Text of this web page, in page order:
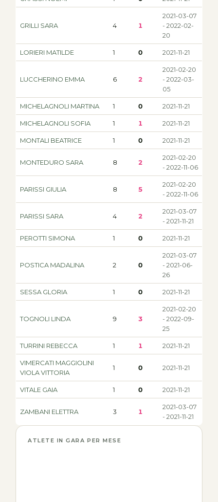
GRILLI SARA 4 1
2021-03-07
- 2022-02-
20
LORIERI MATILDE 1 0 2021-11-21
LUCCHERINO EMMA 6 2
2021-02-20
- 2022-03-
05
MICHELAGNOLI MARTINA 1 0 2021-11-21
MICHELAGNOLI SOFIA 1 1 2021-11-21
MONTALI BEATRICE 1 0 2021-11-21
MONTEDURO SARA 8 2
2021-02-20
- 2022-11-06
PARISSI GIULIA 8 5
2021-02-20
- 2022-11-06
PARISSI SARA 4 2
2021-03-07
- 2021-11-21
PEROTTI SIMONA 1 0 2021-11-21
POSTICA MADALINA 2 0
2021-03-07
- 2021-06-
26
SESSA GLORIA 1 0 2021-11-21
TOGNOLI LINDA 9 3
2021-02-20
- 2022-09-
25
TURRINI REBECCA 1 1 2021-11-21
VIMERCATI MAGGIOLINI
VIOLA VITTORIA
1 0 2021-11-21
VITALE GAIA 1 0 2021-11-21
ZAMBANI ELETTRA 3 1
2021-03-07
- 2021-11-21
ATLETE IN GARA PER MESE